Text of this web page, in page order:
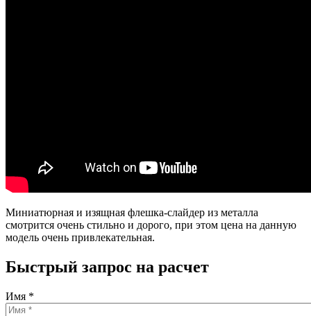
Миниатюрная и изящная флешка-слайдер из металла
смотрится очень стильно и дорого, при этом цена на данную
модель очень привлекательная.
Быстрый запрос на расчет
Имя *